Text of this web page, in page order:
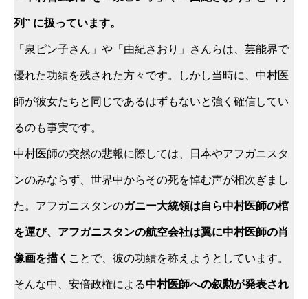
列” に扱っています。
「泉ピン子さん」や「由紀さおり」さんらは、芸能界で
優れた功績を残された方々です。しかし当時に、中村医
師が彼女たちと同じであるはずもないと強く確信してい
るのも事実です。
中村医師の突然の悲報に際しては、日本やアフガニスタ
ンのみならず、世界中からその死を悼む声が相次ぎまし
た。アフガニスタンのガニー大統領は自ら中村医師の棺
を運び、アフガニスタンの航空会社は翼に中村医師の肖
像画を描く ことで、彼の功績を称えようとしています。
そんな中、安倍政権による中村医師への叙勲が発表され